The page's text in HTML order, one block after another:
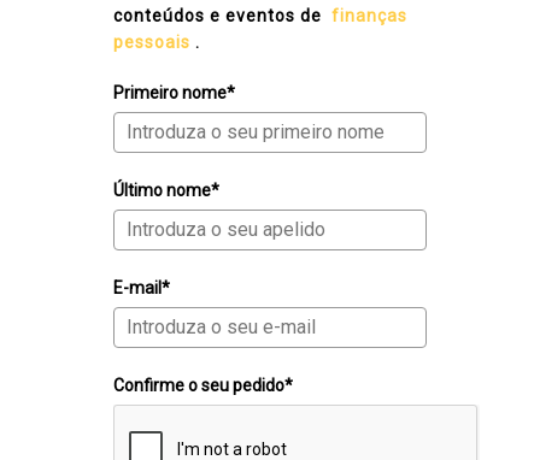
conteúdos e eventos de finanças
pessoais .
Primeiro nome*
Último nome*
E-mail*
Confirme o seu pedido*